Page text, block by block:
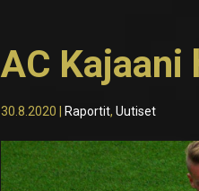
AC
30.8.2020 Raportit,Uutiset